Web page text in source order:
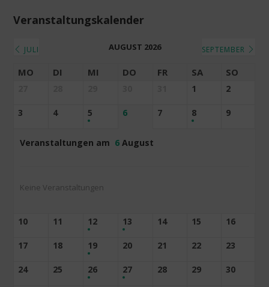
Veranstaltungskalender
JULI AUGUST 2026 SEPTEMBER
MO DI MI DO FR SA SO
1 2
3 4 5 6 7 8 9
Veranstaltungen am 6 August
Keine Veranstaltungen
10 11 12 13 14 15 16
17 18 19 20 21 22 23
24 25 26 27 28 29 30